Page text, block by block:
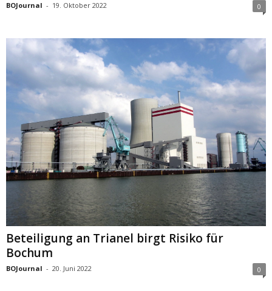
BOJournal - 19. Oktober 2022 0
Beteiligung an Trianel birgt Risiko für
Bochum
BOJournal - 20. Juni 2022 0